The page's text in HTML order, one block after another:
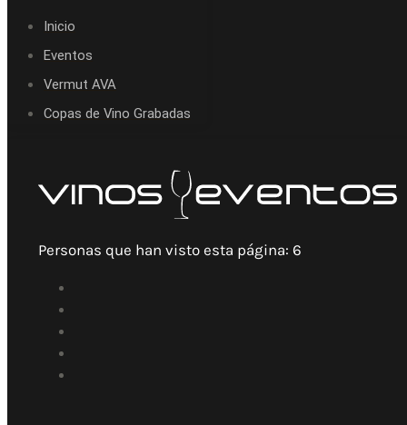
Inicio
Eventos
Vermut AVA
Copas de Vino Grabadas
Personas que han visto esta página: 6